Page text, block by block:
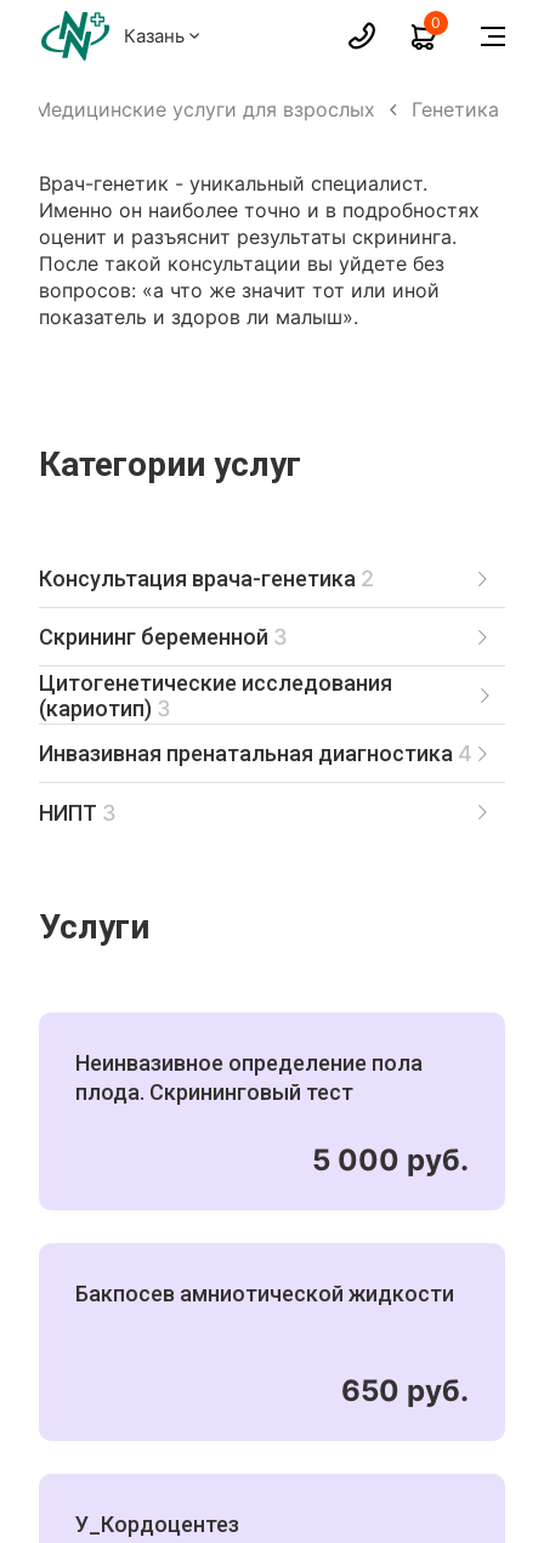
Казань
0
Медицинские услуги для взрослых Генетика
Врач-генетик - уникальный специалист.
Именно он наиболее точно и в подробностях
оценит и разъяснит результаты скрининга.
После такой консультации вы уйдете без
вопросов: «а что же значит тот или иной
показатель и здоров ли малыш».
Категории услуг
Консультация врача-генетика 2
Скрининг беременной 3
Цитогенетические исследования
(кариотип) 3
Инвазивная пренатальная диагностика 4
НИПТ 3
Услуги
Неинвазивное определение пола
плода. Скрининговый тест
5 000 руб.
Бакпосев амниотической жидкости
650 руб.
У_Кордоцентез